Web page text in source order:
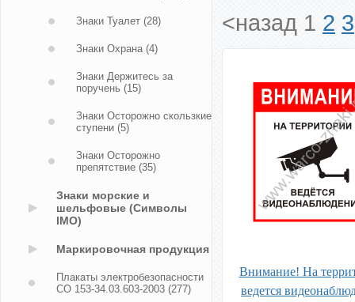
<назад 1 2 3
Внимание! На
ведется
Знаки Туалет (28)
Знаки Охрана(4)
Знаки Держитесь за
поручень (15)
Знаки Осторожно скользкие
ступени (5)
Знаки Осторожно
препятствие (35)
Знаки морские и
шельфовые (Символы
IMO)
Маркировочная продукция
Плакаты электробезопасности
СО 153-34.03.603-2003 (277)